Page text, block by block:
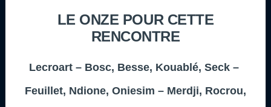
LE ONZE POUR CETTE
RENCONTRE
Lecroart – Bosc, Besse, Kouablé, Seck –
Feuillet, Ndione, Oniesim – Merdji, Rocrou,